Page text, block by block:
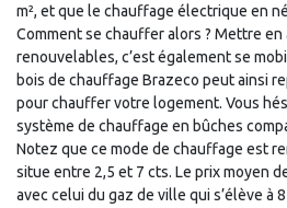
m², et que le chauffage électrique en
Comment se chauffer alors ? Mettre
renouvelables, c’est également se
bois de chauffage Brazeco peut ainsi
pour chauffer votre logement. Vous
système de chauffage en bûches
Notez que ce mode de chauffage est
situe entre 2,5 et 7 cts. Le prix moyen
avec celui du gaz de ville qui s’élève à